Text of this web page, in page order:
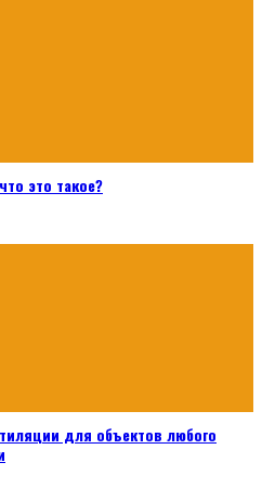
это такое?
для объектов любого